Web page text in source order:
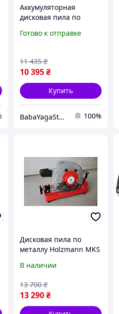
Аккумуляторная
дисковая пила по
DCS552Z 18В, 136 мм,
Готово к отправке
10 395 ₴
11 435 ₴
Купить
BabaYagaStore 100%
Дисковая пила по
металлу Holzmann MKS
В наличии
13 290 ₴
13 700 ₴